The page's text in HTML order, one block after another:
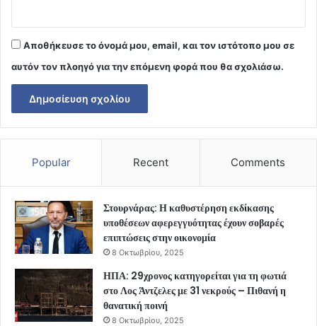
Αποθήκευσε το όνομά μου, email, και τον ιστότοπο μου σε
αυτόν τον πλοηγό για την επόμενη φορά που θα σχολιάσω.
Popular Recent Comments
Στουρνάρας: Η καθυστέρηση εκδίκασης
υποθέσεων αφερεγγυότητας έχουν σοβαρές
επιπτώσεις στην οικονομία
8 Οκτωβρίου, 2025
ΗΠΑ: 29χρονος κατηγορείται για τη φωτιά
στο Λος Άντζελες με 31 νεκρούς – Πιθανή η
θανατική ποινή
8 Οκτωβρίου, 2025